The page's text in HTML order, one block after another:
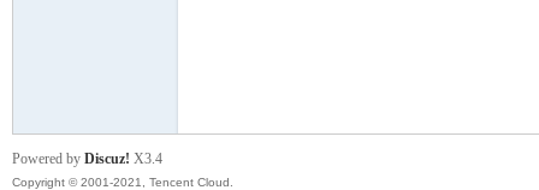
Powered by Discuz! X3.4
Copyright © 2001-2021, Tencent Cloud.